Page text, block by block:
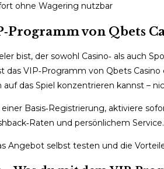
ohne Wagering nutzbar
von Qbets
bist, der sowohl Casino‑ als auch
das VIP‑Programm von Qbets
auf das Spiel konzentrieren kannst –
Basis‑Registrierung, aktiviere
und persönlichem Service.
Angebot selbst testen und die